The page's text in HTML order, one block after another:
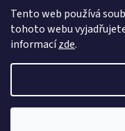
Tento web používá
tohoto webu
informacízde.